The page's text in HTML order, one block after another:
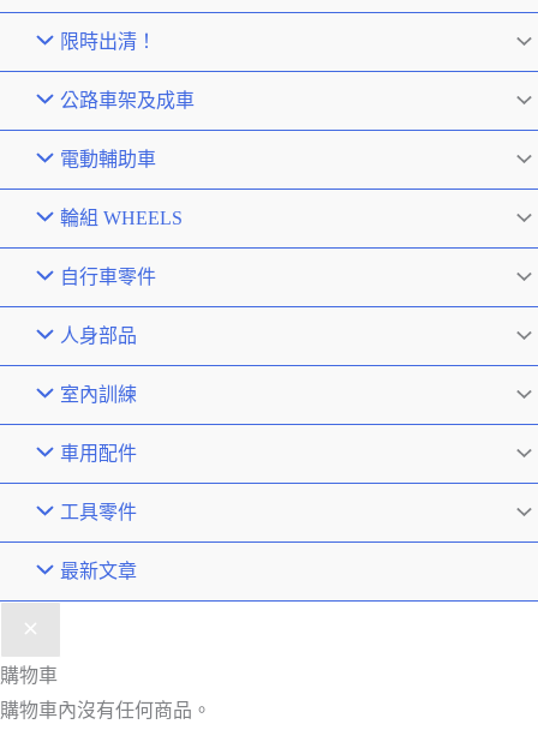
限時出清！
公路車架及成車
電動輔助車
輪組 WHEELS
自行車零件
人身部品
室內訓練
車用配件
工具零件
最新文章
購物車
購物車內沒有任何商品。